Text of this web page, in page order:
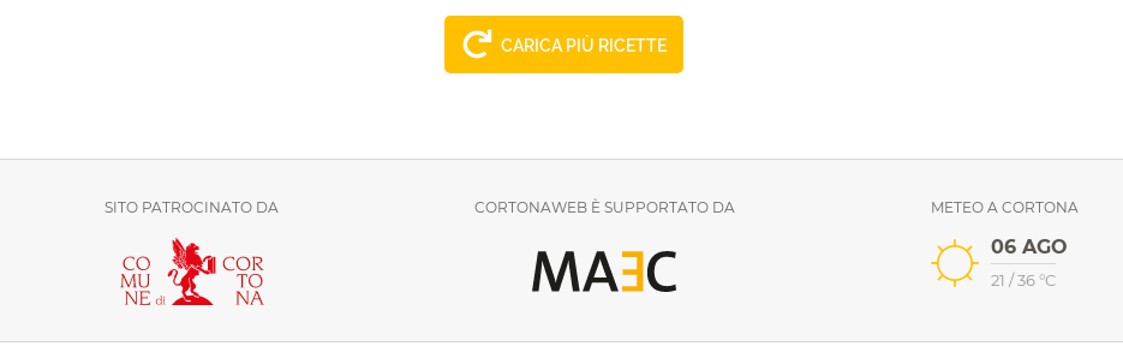
CARICA PIÙ RICETTE
SITO PATROCINATO DA CORTONAWEB È SUPPORTATO DA METEO A CORTONA
06 AGO
21 /36°C